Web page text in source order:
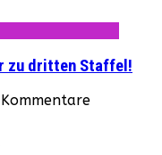
zu dritten Staffel!
Kommentare